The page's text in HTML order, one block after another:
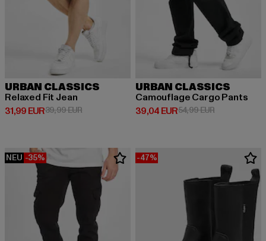
URBAN CLASSICS
Relaxed Fit Jean
31,99 EUR
Derzeitiger Preis: 31,99 EUR
39,99 EURAktionspreis: 39,99 EUR
URBAN CLASSICS
Camouflage Cargo Pants
39,04 EUR
Derzeitiger Preis: 39,04 EUR
54,99 EURAktionspreis:
NEU -35% -47%